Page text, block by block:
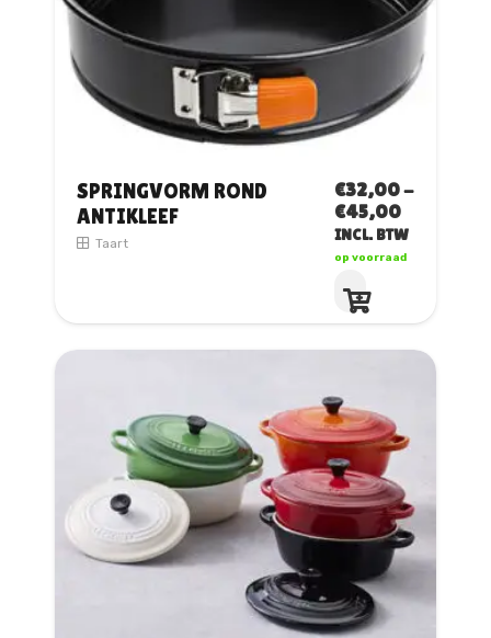
de
productpagina
SPRINGVORM ROND
ANTIKLEEF
Taart
€32,00-
€45,00
€32,00
TOT
INCL. BTW
op voorraad
product
heeft
meerdere
variaties.
optie
kan
gekozen
worden
op
productpagina